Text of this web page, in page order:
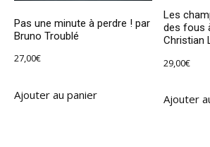
Pas une minute à perdre ! par
Bruno Troublé
27,00€
Ajouter au panier
Les
des fous
Christian
29,00€
Ajouter